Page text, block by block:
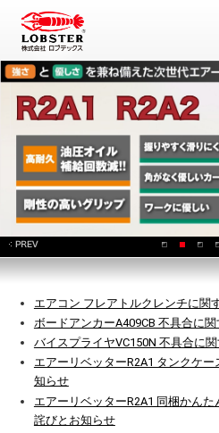
エアコン フレアトルクレンチに関
ボードアンカーA409CB 不具合に
バイスプライヤVC150N 不具合に
エアーリベッターR2A1 タンクケ
知らせ
エアーリベッターR2A1 同梱かん
詫びとお知らせ